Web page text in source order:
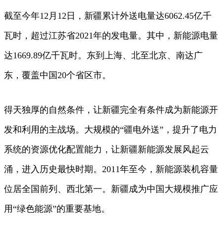
截至今年12月12日，新疆累计外送电量达6062.45亿千
瓦时，超过江苏省2021年的发电量。其中，新能源电量
达1669.89亿千瓦时。东到上海、北至北京、南达广
东，覆盖中国20个省区市。
得天独厚的自然条件，让新疆完全有条件成为新能源开
发和利用的主战场。大规模的“疆电外送”，提升了电力
系统的资源优化配置能力，让新疆新能源发展风起云
涌，进入历史最快时期。2011年至今，新能源装机容量
位居全国前列、西北第一。新疆成为中国大规模推广应
用“绿色能源”的重要基地。